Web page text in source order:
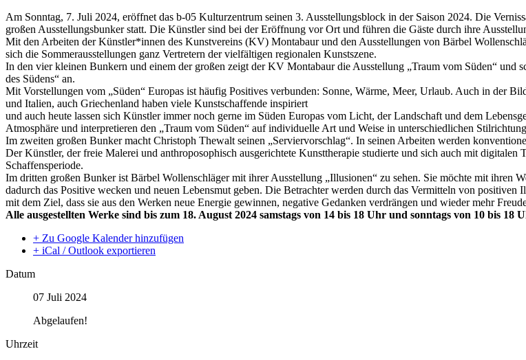
Am Sonntag, 7. Juli 2024, eröffnet das b-05 Kulturzentrum seinen 3. Ausstellungsblock in der Saison 2024. Die
großen Ausstellungsbunker statt. Die Künstler sind bei der Eröffnung vor Ort und führen die Gäste durch ihre
Mit den Arbeiten der Künstler*innen des Kunstvereins (KV) Montabaur und den Ausstellungen von Bärbel
sich die Sommerausstellungen ganz Vertretern der vielfältigen regionalen Kunstszene.
In den vier kleinen Bunkern und einem der großen zeigt der KV Montabaur die Ausstellung „Traum vom Süden“ und
des Südens“ an.
Mit Vorstellungen vom „Süden“ Europas ist häufig Positives verbunden: Sonne, Wärme, Meer, Urlaub. Auch in der
und Italien, auch Griechenland haben viele Kunstschaffende inspiriert
und auch heute lassen sich Künstler immer noch gerne im Süden Europas vom Licht, der Landschaft und dem
Atmosphäre und interpretieren den „Traum vom Süden“ auf individuelle Art und Weise in unterschiedlichen
Im zweiten großen Bunker macht Christoph Thewalt seinen „Serviervorschlag“. In seinen Arbeiten werden
Der Künstler, der freie Malerei und anthroposophisch ausgerichtete Kunsttherapie studierte und sich auch mit
Schaffensperiode.
Im dritten großen Bunker ist Bärbel Wollenschläger mit ihrer Ausstellung „Illusionen“ zu sehen. Sie möchte mit ihren
dadurch das Positive wecken und neuen Lebensmut geben. Die Betrachter werden durch das Vermitteln von
mit dem Ziel, dass sie aus den Werken neue Energie gewinnen, negative Gedanken verdrängen und wieder mehr
Alle ausgestellten Werke sind bis zum 18. August 2024 samstags von 14 bis 18 Uhr und sonntags von 10 bis
+ Zu Google Kalender hinzufügen
+ iCal / Outlook exportieren
Datum
07 Juli 2024
Abgelaufen!
Uhrzeit